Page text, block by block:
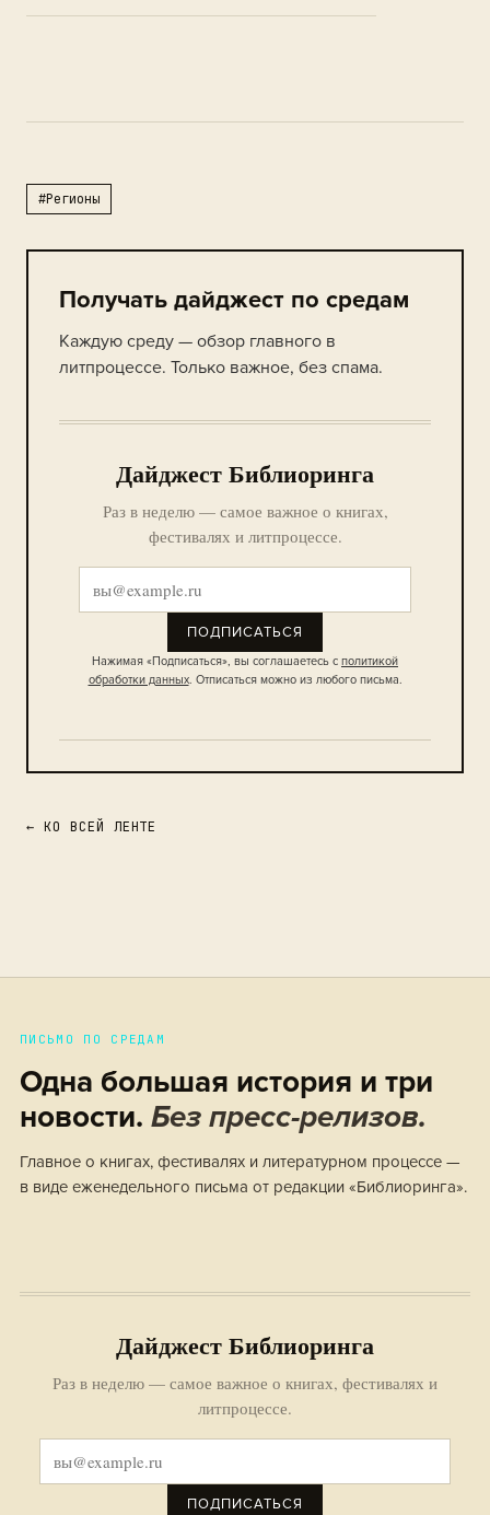
#Регионы
Получать дайджест по средам
Каждую среду — обзор главного в
литпроцессе. Только важное, без спама.
Дайджест Библиоринга
Раз в неделю — самое важное о книгах,
фестивалях и литпроцессе.
ПОДПИСАТЬСЯ
Нажимая «Подписаться», вы соглашаетесь с политикой
обработки данных. Отписаться можно из любого письма.
← КО ВСЕЙ ЛЕНТЕ
ПИСЬМО ПО СРЕДАМ
Одна большая история и три
новости. Без пресс-релизов.
Главное о книгах, фестивалях и литературном процессе —
в виде еженедельного письма от редакции «Библиоринга».
Дайджест Библиоринга
Раз в неделю — самое важное о книгах, фестивалях и
литпроцессе.
ПОДПИСАТЬСЯ